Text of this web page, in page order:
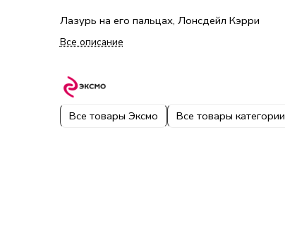
Лазурь на его пальцах, Лонсдейл Кэрри
Все описание
Все товары Эксмо Все товары категории